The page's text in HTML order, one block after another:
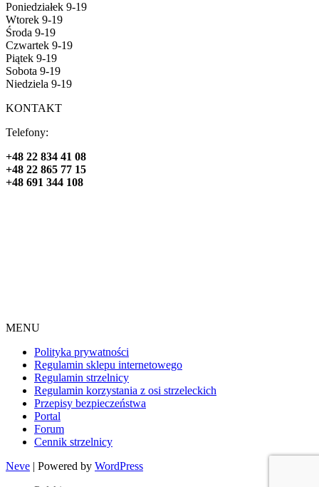
Poniedziałek 9-19
Wtorek 9-19
Środa 9-19
Czwartek 9-19
Piątek 9-19
Sobota 9-19
Niedziela 9-19
KONTAKT
Telefony:
+48 22 834 41 08
+48 22 865 77 15
+48 691 344 108
MENU
Polityka prywatności
Regulamin sklepu internetowego
Regulamin strzelnicy
Regulamin korzystania z osi strzeleckich
Przepisy bezpieczeństwa
Portal
Forum
Cennik strzelnicy
Neve | Powered by WordPress